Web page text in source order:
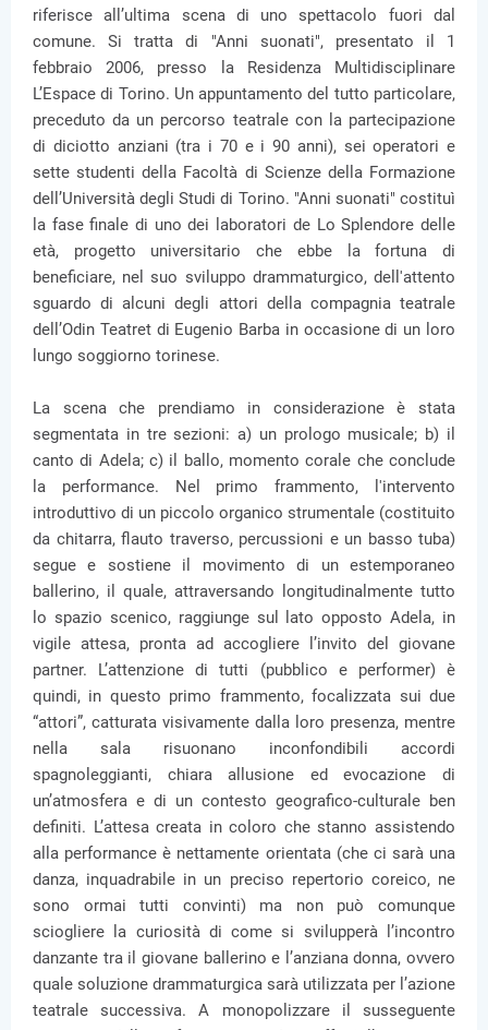
riferisce all’ultima scena di uno spettacolo fuori dal
comune. Si tratta di "Anni suonati", presentato il 1
febbraio 2006, presso la Residenza Multidisciplinare
L’Espace di Torino. Un appuntamento del tutto particolare,
preceduto da un percorso teatrale con la partecipazione
di diciotto anziani (tra i 70 e i 90 anni), sei operatori e
sette studenti della Facoltà di Scienze della Formazione
dell’Università degli Studi di Torino. "Anni suonati" costituì
la fase finale di uno dei laboratori de Lo Splendore delle
età, progetto universitario che ebbe la fortuna di
beneficiare, nel suo sviluppo drammaturgico, dell'attento
sguardo di alcuni degli attori della compagnia teatrale
dell’Odin Teatret di Eugenio Barba in occasione di un loro
lungo soggiorno torinese.
La scena che prendiamo in considerazione è stata
segmentata in tre sezioni: a) un prologo musicale; b) il
canto di Adela; c) il ballo, momento corale che conclude
la performance. Nel primo frammento, l'intervento
introduttivo di un piccolo organico strumentale (costituito
da chitarra, flauto traverso, percussioni e un basso tuba)
segue e sostiene il movimento di un estemporaneo
ballerino, il quale, attraversando longitudinalmente tutto
lo spazio scenico, raggiunge sul lato opposto Adela, in
vigile attesa, pronta ad accogliere l’invito del giovane
partner. L’attenzione di tutti (pubblico e performer) è
quindi, in questo primo frammento, focalizzata sui due
“attori”, catturata visivamente dalla loro presenza, mentre
nella sala risuonano inconfondibili accordi
spagnoleggianti, chiara allusione ed evocazione di
un’atmosfera e di un contesto geografico-culturale ben
definiti. L’attesa creata in coloro che stanno assistendo
alla performance è nettamente orientata (che ci sarà una
danza, inquadrabile in un preciso repertorio coreico, ne
sono ormai tutti convinti) ma non può comunque
sciogliere la curiosità di come si svilupperà l’incontro
danzante tra il giovane ballerino e l’anziana donna, ovvero
quale soluzione drammaturgica sarà utilizzata per l’azione
teatrale successiva. A monopolizzare il susseguente